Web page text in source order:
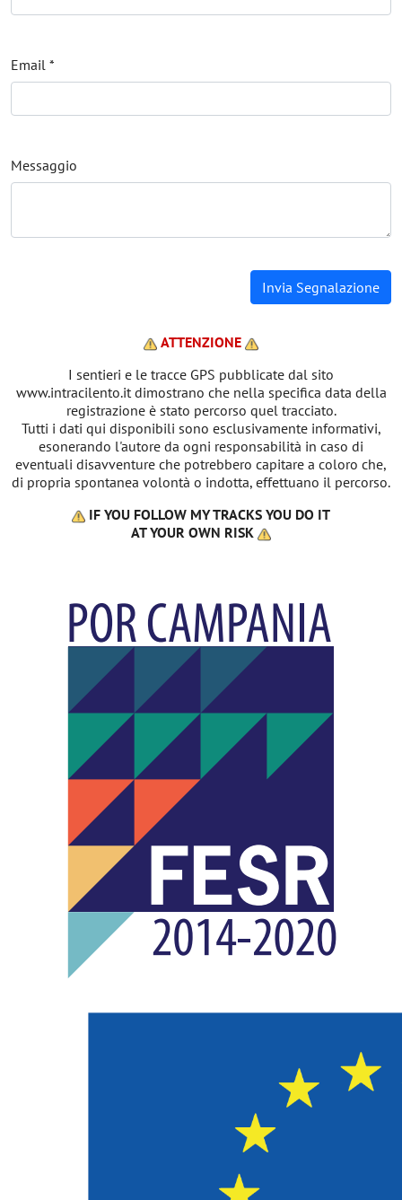
Email *
Messaggio
ATTENZIONE
I sentieri e le tracce GPS pubblicate dal sito
www.intracilento.it dimostrano che nella specifica data della
registrazione è stato percorso quel tracciato.
Tutti i dati qui disponibili sono esclusivamente informativi,
esonerando l'autore da ogni responsabilità in caso di
eventuali disavventure che potrebbero capitare a coloro che,
di propria spontanea volontà o indotta, effettuano il percorso.
IF YOU FOLLOW MY TRACKS YOU DO IT
AT YOUR OWN RISK